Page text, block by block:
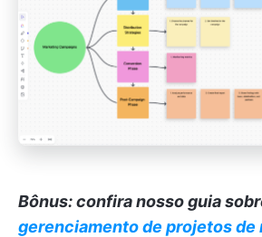
Bônus: confira nosso guia
gerenciamento de projetos de